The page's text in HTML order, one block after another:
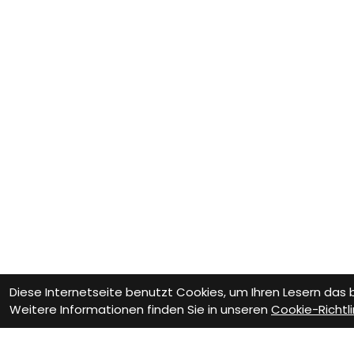
Diese Internetseite benutzt Cookies, um Ihren Lesern
Weitere Informationen finden Sie in unseren Cookie-